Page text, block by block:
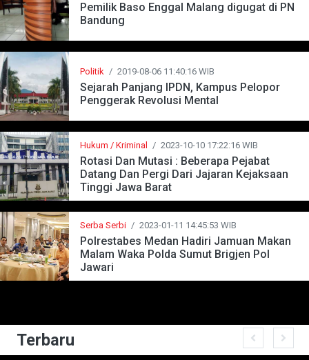
Pemilik Baso Enggal Malang digugat di PN
Bandung
Politik / 2019-08-06 11:40:16 WIB
Sejarah Panjang IPDN, Kampus Pelopor
Penggerak Revolusi Mental
Hukum / Kriminal / 2023-10-10 17:22:16 WIB
Rotasi Dan Mutasi : Beberapa Pejabat
Datang Dan Pergi Dari Jajaran Kejaksaan
Tinggi Jawa Barat
Serba Serbi / 2023-01-11 14:45:53 WIB
Polrestabes Medan Hadiri Jamuan Makan
Malam Waka Polda Sumut Brigjen Pol
Jawari
Terbaru